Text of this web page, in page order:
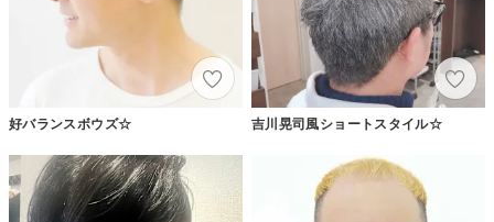
好バランスボウズ☆ 吉川晃司風ショートスタイル☆